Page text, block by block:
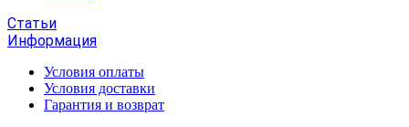
Статьи
Информация
Условия оплаты
Условия доставки
Гарантия и возврат